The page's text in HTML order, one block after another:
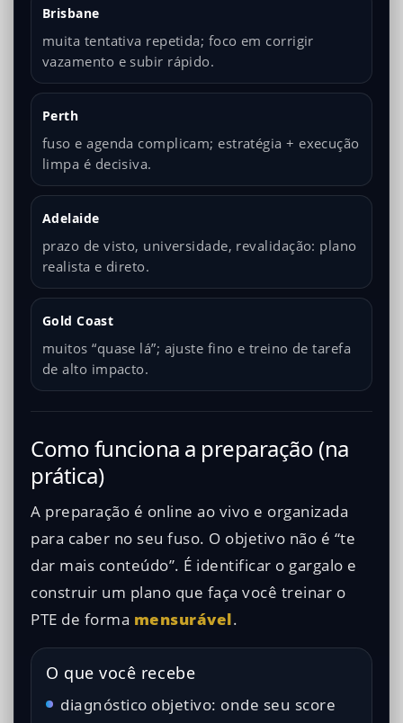
Brisbane
muita tentativa repetida; foco em corrigir
vazamento e subir rápido.
Perth
fuso e agenda complicam; estratégia + execução
limpa é decisiva.
Adelaide
prazo de visto, universidade, revalidação: plano
realista e direto.
Gold Coast
muitos “quase lá”; ajuste fino e treino de tarefa
de alto impacto.
Como funciona a preparação (na
prática)
A preparação é online ao vivo e organizada
para caber no seu fuso. O objetivo não é “te
dar mais conteúdo”. É identificar o gargalo e
construir um plano que faça você treinar o
PTE de forma mensurável.
O que você recebe
diagnóstico objetivo: onde seu score